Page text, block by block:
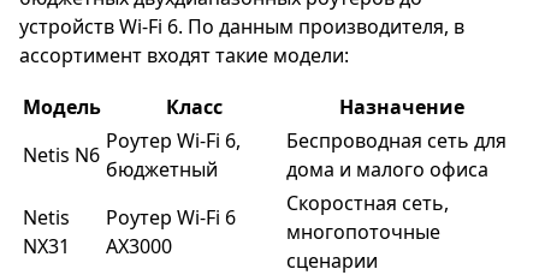
устройств Wi-Fi 6. По данным производителя, в
ассортимент входят такие модели:
Модель
Класс
Назначение
Netis N6
Роутер Wi-Fi 6,
бюджетный
Беспроводная сеть для
дома и малого офиса
Netis
NX31
Роутер Wi-Fi 6
AX3000
Скоростная сеть,
многопоточные
сценарии